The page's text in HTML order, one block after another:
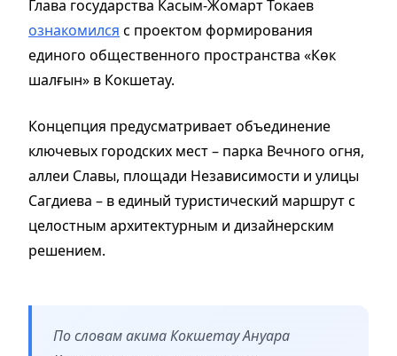
Глава государства Касым-Жомарт Токаев
ознакомился с проектом формирования
единого общественного пространства «Көк
шалғын» в Кокшетау.
Концепция предусматривает объединение
ключевых городских мест – парка Вечного огня,
аллеи Славы, площади Независимости и улицы
Сагдиева – в единый туристический маршрут с
целостным архитектурным и дизайнерским
решением.
По словам акима Кокшетау Ануара